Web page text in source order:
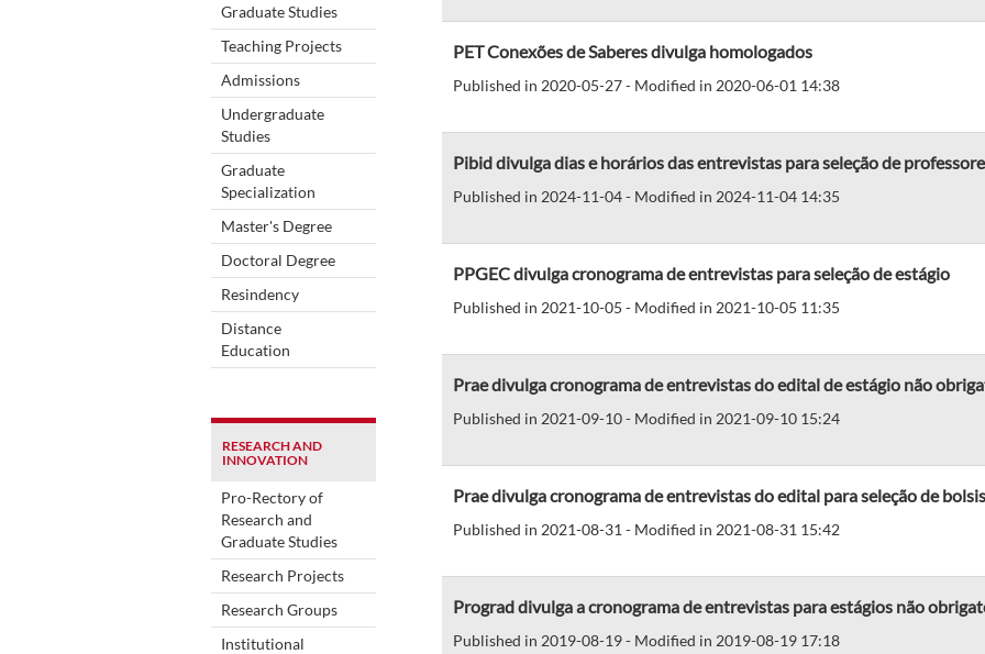
Graduate Studies
Teaching Projects
Admissions
Undergraduate
Studies
Graduate
Specialization
Master's Degree
Doctoral Degree
Resindency
Distance
Education
RESEARCH AND
INNOVATION
Pro-Rectory of
Research and
Graduate Studies
Research Projects
Research Groups
Institutional
PET Conexões de Saberes divulga homologados
Published in 2020-05-27 - Modified in 2020-06-01 14:38
Pibid divulga dias e horários das entrevistas para seleção de
Published in 2024-11-04 - Modified in 2024-11-04 14:35
PPGEC divulga cronograma de entrevistas para seleção de estágio
Published in 2021-10-05 - Modified in 2021-10-05 11:35
Prae divulga cronograma de entrevistas do edital de estágio não
Published in 2021-09-10 - Modified in 2021-09-10 15:24
Prae divulga cronograma de entrevistas do edital para seleção de
Published in 2021-08-31 - Modified in 2021-08-31 15:42
Prograd divulga a cronograma de entrevistas para estágios não
Published in 2019-08-19 - Modified in 2019-08-19 17:18